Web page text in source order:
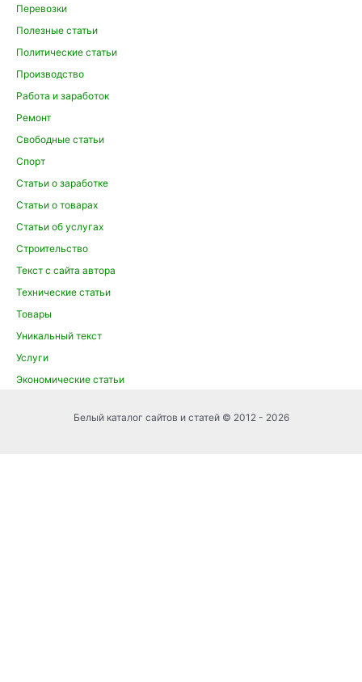
Перевозки
Полезные статьи
Политические статьи
Производство
Работа и заработок
Ремонт
Свободные статьи
Спорт
Статьи о заработке
Статьи о товарах
Статьи об услугах
Строительство
Текст с сайта автора
Технические статьи
Товары
Уникальный текст
Услуги
Экономические статьи
Белый каталог сайтов и статей © 2012 - 2026